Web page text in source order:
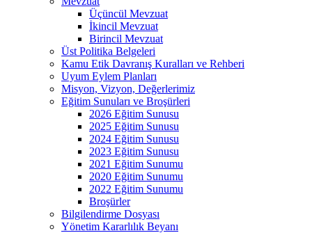
Üçüncül Mevzuat
İkincil Mevzuat
Birincil Mevzuat
Üst Politika Belgeleri
Kamu Etik Davranış Kuralları ve Rehberi
Uyum Eylem Planları
Misyon, Vizyon, Değerlerimiz
Eğitim Sunuları ve Broşürleri
2026 Eğitim Sunusu
2025 Eğitim Sunusu
2024 Eğitim Sunusu
2023 Eğitim Sunusu
2021 Eğitim Sunumu
2020 Eğitim Sunumu
2022 Eğitim Sunumu
Broşürler
Bilgilendirme Dosyası
Yönetim Kararlılık Beyanı